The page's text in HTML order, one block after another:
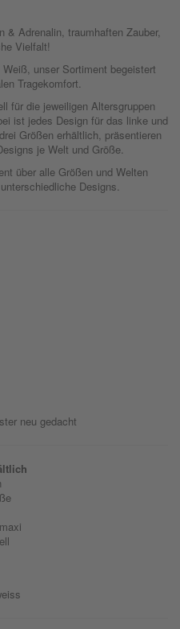
& Adrenalin, traumhaften Zauber,
Vielfalt!
unser Sortiment begeistert
Tragekomfort.
für die jeweiligen Altersgruppen
ist jedes Design für das linke und
Größen erhältlich, präsentieren
je Welt und Größe.
über alle Größen und Welten
Designs.